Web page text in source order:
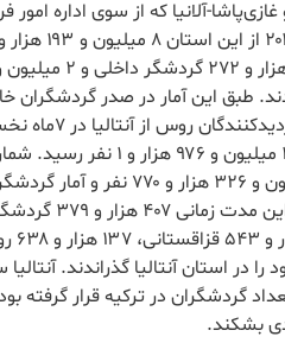
طبق این آمار در صدر
بشکند.